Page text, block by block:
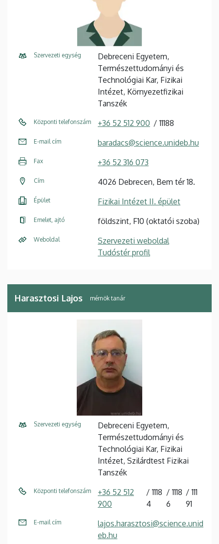
Szervezeti egység
Debreceni Egyetem,
Természettudományi és
Technológiai Kar, Fizikai
Intézet, Környezetfizikai
Tanszék
Központi telefonszám +36 52 512 900 11188
E-mail cím baradacs@science.unideb.hu
Fax +36 52 316 073
Cím 4026 Debrecen, Bem tér 18.
Épület Fizikai Intézet II. épület
Emelet, ajtó földszint, F10 (oktatói szoba)
Weboldal
Szervezeti weboldal
Tudóstér profil
Harasztosi Lajos mérnök tanár
Szervezeti egység
Debreceni Egyetem,
Természettudományi és
Technológiai Kar, Fizikai
Intézet, Szilárdtest Fizikai
Tanszék
Központi telefonszám
+36 52 512
900
1118
4
1118
6
111
91
E-mail cím
lajos.harasztosi@science.unid
eb.hu